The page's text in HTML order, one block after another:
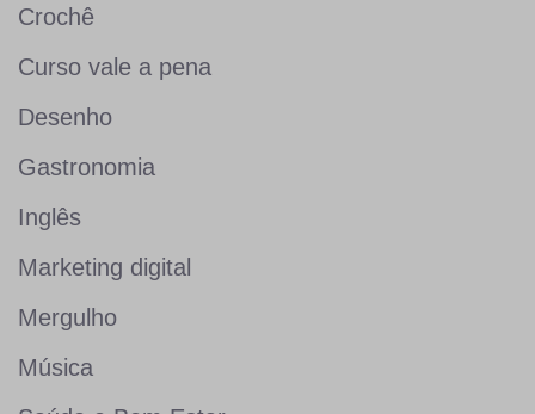
Crochê
Curso vale a pena
Desenho
Gastronomia
Inglês
Marketing digital
Mergulho
Música